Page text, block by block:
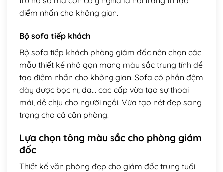
điểm nhấn cho không gian.
Bộ sofa tiếp khách
Bộ sofa tiếp khách phòng giám đốc nên chọn các
mẫu thiết kế nhỏ gọn mang màu sắc trung tính để
tạo điểm nhấn cho không gian. Sofa có phần đệm
dày được bọc nỉ, da… cao cấp vừa tạo sự thoải
mái, dễ chịu cho người ngồi. Vừa tạo nét đẹp sang
trọng cho cả căn phòng.
Lựa chọn tông màu sắc cho phòng giám
đốc
Thiết kế văn phòng đẹp cho giám đốc trung tuổi